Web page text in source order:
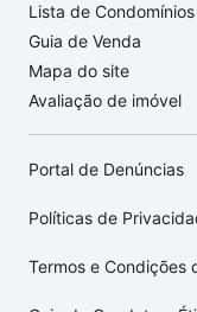
Lista de Condomínios
Guia de Venda
Mapa do site
Avaliação de imóvel
Portal de Denúncias
Políticas de
Termos e Condições